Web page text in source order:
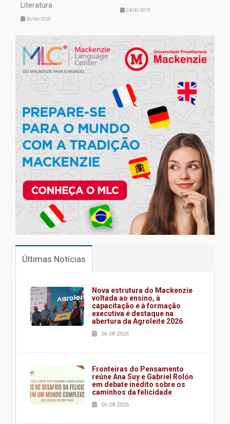
Literatura
26/06/2020
24/06/2019
Últimas Notícias
Nova estrutura do Mackenzie
voltada ao ensino, à
capacitação e à formação
executiva é destaque na
abertura da Agroleite 2026
06.08.2026
Fronteiras do Pensamento
reúne Ana Suy e Gabriel Rolón
em debate inédito sobre os
caminhos da felicidade
06.08.2026